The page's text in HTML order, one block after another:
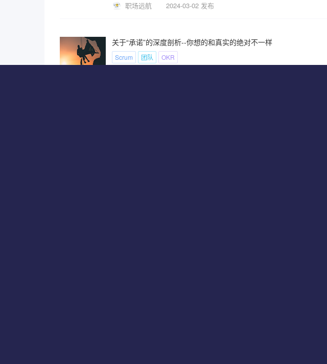
职场远航
2024-03-02 发布
关于“承诺”的深度剖析--你想的和真实的绝对不一样
Scrum
团队 OKR